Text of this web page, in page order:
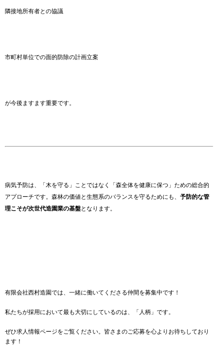
隣接地所有者との協議
市町村単位での面的防除の計画立案
が今後ますます重要です。
病気予防は、「木を守る」ことではなく「森全体を健康に保つ」ための総合的
アプローチです。森林の価値と生態系のバランスを守るためにも、 予防的な管
理こそが次世代造園業の基盤となります。
有限会社西村造園では、一緒に働いてくださる仲間を募集中です！
私たちが採用において最も大切にしているのは、「人柄」です。
ぜひ求人情報ページをご覧ください。皆さまのご応募を心よりお待ちしており
ます！